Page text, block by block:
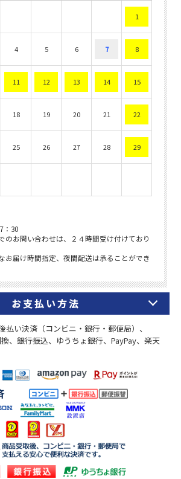
お支払い方法
払い決済（コンビニ・銀行・郵便局）、
、銀行振込、ゆうちょ銀行、PayPay、楽天